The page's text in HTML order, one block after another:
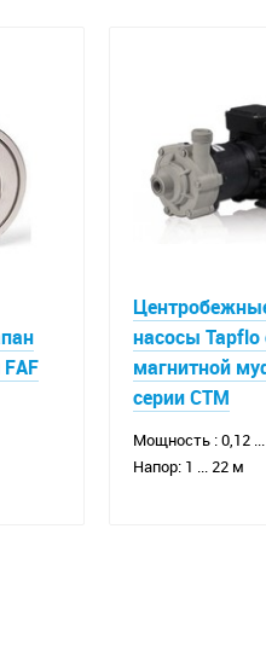
E 500 обладает
при эксплуатации
насосы Tapflo
магнитной
серии CTM
Мощность : 0,12
Напор: 1 ... 22 м